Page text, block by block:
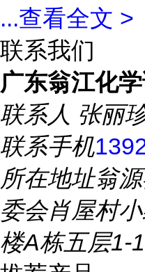
...查看全文 >
联系我们
广东翁江化
联系人 张丽
联系手机
所在地址翁
委会肖屋村
楼A栋五层1-